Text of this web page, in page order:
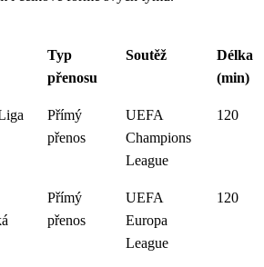
Typ
přenosu
Soutěž
Délka
(min)
Přímý
přenos
UEFA
Champions
League
120
Přímý
přenos
UEFA
Europa
League
120